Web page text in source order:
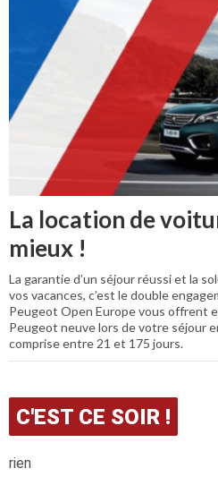
La location de
mieux !
La garantie d’un séjour réussi et la
vos vacances, c’est le double
Peugeot Open Europe vous offrent
Peugeot neuve lors de votre séjour
comprise entre 21 et 175 jours.
C'EST CE SOIR !
rien